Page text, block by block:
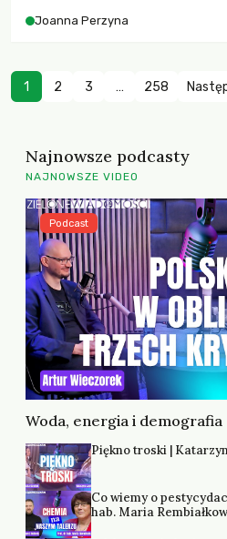
zachodzących zmian
Joanna Perzyna
1 2 3 … 258
Najnowsze podcasty
NAJNOWSZE VIDEO
Woda, energia i demografia
Podcast
Piękno troski |
Co wiemy o
hab. Maria